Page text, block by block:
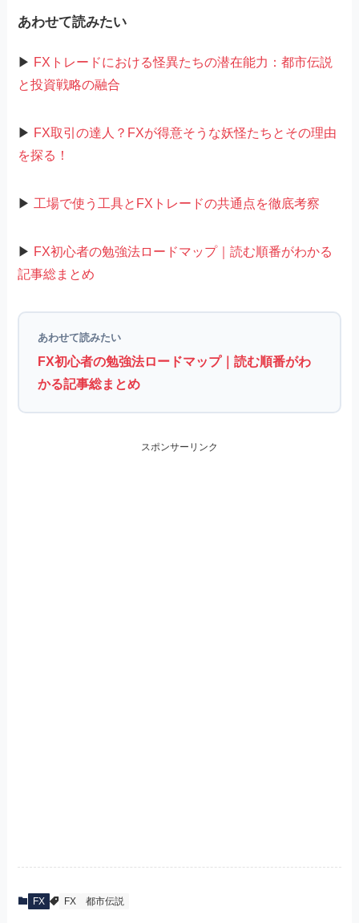
あわせて読みたい
▶ FXトレードにおける怪異たちの潜在能力：都市伝説
と投資戦略の融合
▶ FX取引の達人？FXが得意そうな妖怪たちとその理由
を探る！
▶ 工場で使う工具とFXトレードの共通点を徹底考察
▶ FX初心者の勉強法ロードマップ｜読む順番がわかる
記事総まとめ
あわせて読みたい
FX初心者の勉強法ロードマップ｜読む順番がわ
かる記事総まとめ
スポンサーリンク
FX FX 都市伝説